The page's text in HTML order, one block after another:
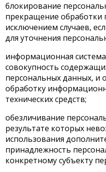
блокирование
прекращение обработки
исключением случаев,
для уточнения
информационная
совокупность
персональных данных, и
обработку
технических средств;
обезличивание
результате которых
использования
принадлежность
конкретному субъекту